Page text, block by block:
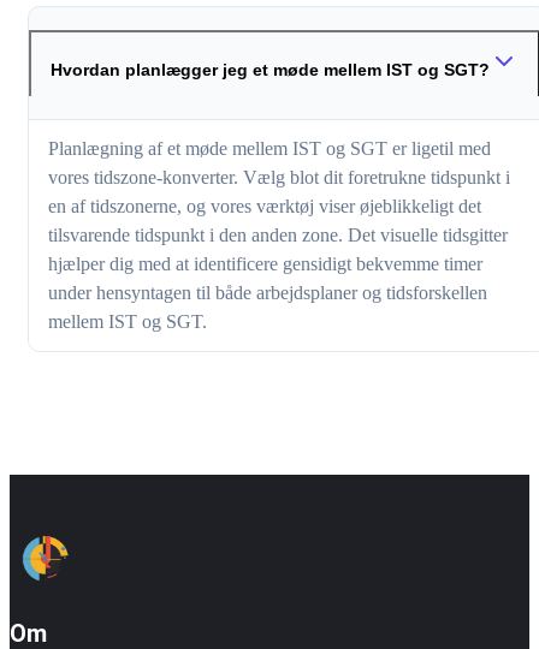
Hvordan planlægger jeg et møde mellem IST og SGT?
Planlægning af et møde mellem IST og SGT er ligetil med
vores tidszone-konverter. Vælg blot dit foretrukne tidspunkt i
en af tidszonerne, og vores værktøj viser øjeblikkeligt det
tilsvarende tidspunkt i den anden zone. Det visuelle tidsgitter
hjælper dig med at identificere gensidigt bekvemme timer
under hensyntagen til både arbejdsplaner og tidsforskellen
mellem IST og SGT.
Om